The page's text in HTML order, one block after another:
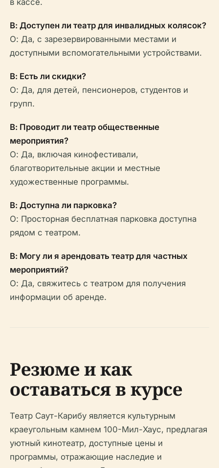
в кассе.
В: Доступен ли театр для инвалидных колясок?
О: Да, с зарезервированными местами и
доступными вспомогательными устройствами.
В: Есть ли скидки?
О: Да, для детей, пенсионеров, студентов и
групп.
В: Проводит ли театр общественные
мероприятия?
О: Да, включая кинофестивали,
благотворительные акции и местные
художественные программы.
В: Доступна ли парковка?
О: Просторная бесплатная парковка доступна
рядом с театром.
В: Могу ли я арендовать театр для частных
мероприятий?
О: Да, свяжитесь с театром для получения
информации об аренде.
Резюме и как
оставаться в курсе
Театр Саут-Карибу является культурным
краеугольным камнем 100-Мил-Хаус, предлагая
уютный кинотеатр, доступные цены и
программы, отражающие наследие и